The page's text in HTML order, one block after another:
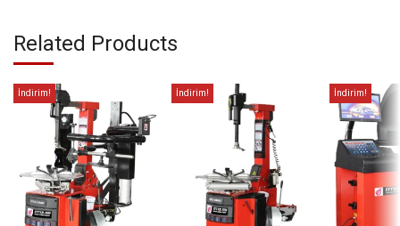
Related Products
İndirim! İndirim! İndirim!